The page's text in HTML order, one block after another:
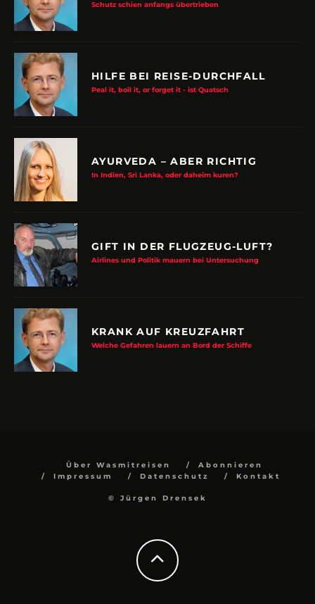
Schutz schien anfangs übertrieben
HILFE BEI REISE-DURCHFALL
Peal it, boil it, or forget it - ist Quatsch
AYURVEDA – ABER RICHTIG
In Indien, Sri Lanka, oder daheim kuren?
GIFT IN DER FLUGZEUG-LUFT?
Airlines und Politik mauern bei Untersuchung
KRANK AUF KREUZFAHRT
Welche Gefahren lauern an Bord der Schiffe
Über Wasmitreisen
Abonnieren
Impressum
Datenschutz Kontakt
© Jürgen Drensek